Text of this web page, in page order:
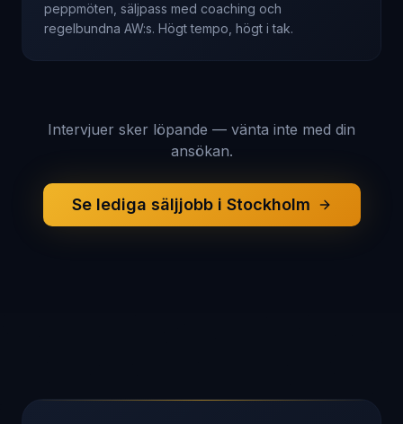
peppmöten, säljpass med coaching och
regelbundna AW:s. Högt tempo, högt i tak.
Intervjuer sker löpande — vänta inte med din
ansökan.
Se lediga säljjobb i Stockholm